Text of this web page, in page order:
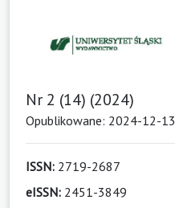
Nr 2 (14) (2024)
Opublikowane: 2024-12-13
ISSN: 2719-2687
eISSN: 2451-3849